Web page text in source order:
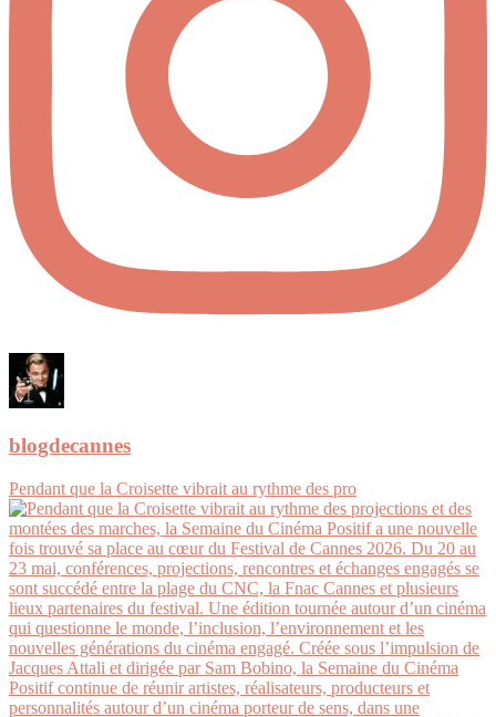
blogdecannes
Pendant que la Croisette vibrait au rythme des pro